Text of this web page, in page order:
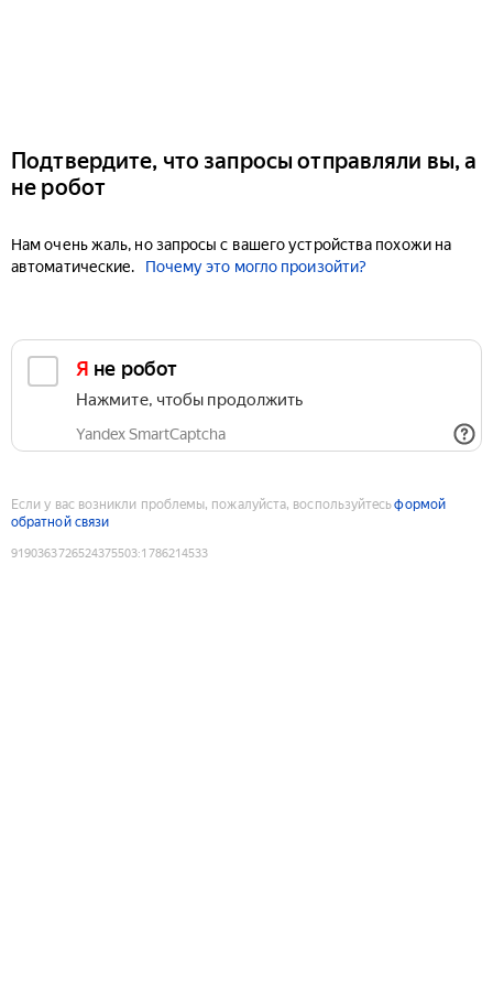
Подтвердите, что запросы отправляли вы, а
не робот
Нам очень жаль, но запросы с вашего устройства похожи на
автоматические.
Почему это могло произойти?
Я не робот
Нажмите, чтобы продолжить
Yandex SmartCaptcha
Если у вас возникли проблемы, пожалуйста, воспользуйтесьформой
обратной связи
9190363726524375503:1786214533